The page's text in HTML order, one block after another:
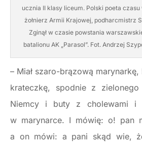
ucznia II klasy liceum. Polski poeta czasu
żołnierz Armii Krajowej, podharcmistrz
Zginął w czasie powstania
batalionu AK „Parasol”. Fot. Andrzej
– Miał szaro-brązową
krateczkę, spodnie z
Niemcy i buty z cholewami i
w marynarce. I mówię: o! pan
a on mówi: a pani skąd wie,